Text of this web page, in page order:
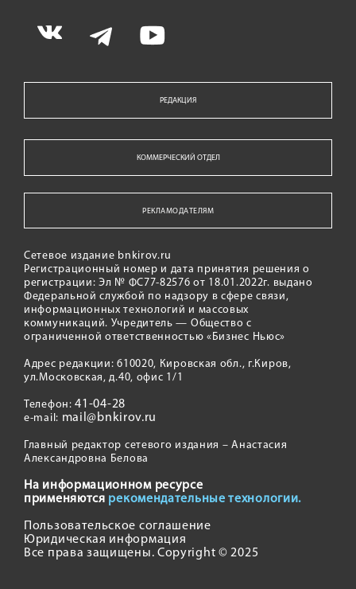
РЕДАКЦИЯ
КОММЕРЧЕСКИЙ ОТДЕЛ
РЕКЛАМОДАТЕЛЯМ
Сетевое издание bnkirov.ru
Регистрационный номер и дата принятия решения о
регистрации: Эл № ФС77-82576 от 18.01.2022г. выдано
Федеральной службой по надзору в сфере связи,
информационных технологий и массовых
коммуникаций. Учредитель — Общество с
ограниченной ответственностью «Бизнес Ньюс»
Адрес редакции: 610020, Кировская обл., г.Киров,
ул.Московская, д.40, офис 1/1
Телефон:41-04-28
e-mail: mail@bnkirov.ru
Главный редактор сетевого издания – Анастасия
Александровна Белова
На информационном ресурсе
применяются рекомендательные технологии.
Пользовательское соглашение
Юридическая информация
Все права защищены. Copyright © 2025